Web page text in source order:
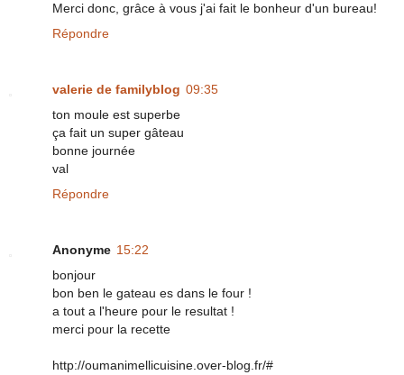
Merci donc, grâce à vous j'ai fait le bonheur d'un bureau!
Répondre
valerie de familyblog 09:35
ton moule est superbe
ça fait un super gâteau
bonne journée
val
Répondre
Anonyme 15:22
bonjour
bon ben le gateau es dans le four !
a tout a l'heure pour le resultat !
merci pour la recette
http://oumanimellicuisine.over-blog.fr/#